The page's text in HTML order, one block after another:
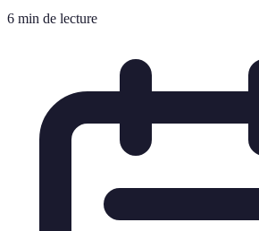
6 min de lecture